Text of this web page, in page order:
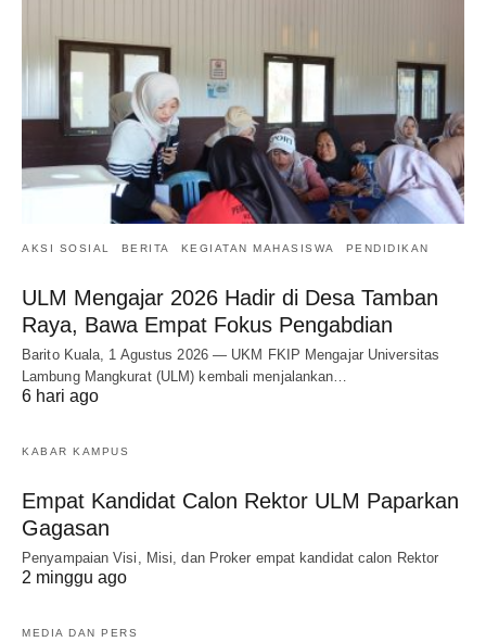
AKSI SOSIAL BERITA KEGIATAN MAHASISWA PENDIDIKAN
ULM Mengajar 2026 Hadir di Desa Tamban
Raya, Bawa Empat Fokus Pengabdian
Barito Kuala, 1 Agustus 2026 — UKM FKIP Mengajar Universitas
Lambung Mangkurat (ULM) kembali menjalankan…
6 hari ago
KABAR KAMPUS
Empat Kandidat Calon Rektor ULM Paparkan
Gagasan
Penyampaian Visi, Misi, dan Proker empat kandidat calon Rektor
2 minggu ago
MEDIA DAN PERS